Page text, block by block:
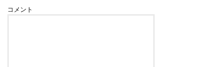
コメント